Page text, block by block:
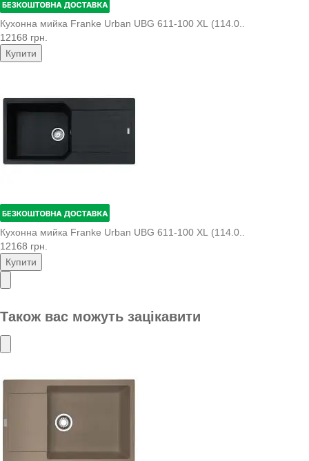
Кухонна мийка Franke Urban UBG 611-100 XL (114.0..
12168 грн.
Купити
Кухонна мийка Franke Urban UBG 611-100 XL (114.0..
12168 грн.
Купити
Також вас можуть зацікавити